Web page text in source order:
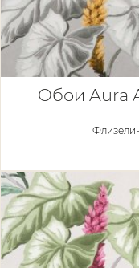
Обои Aura